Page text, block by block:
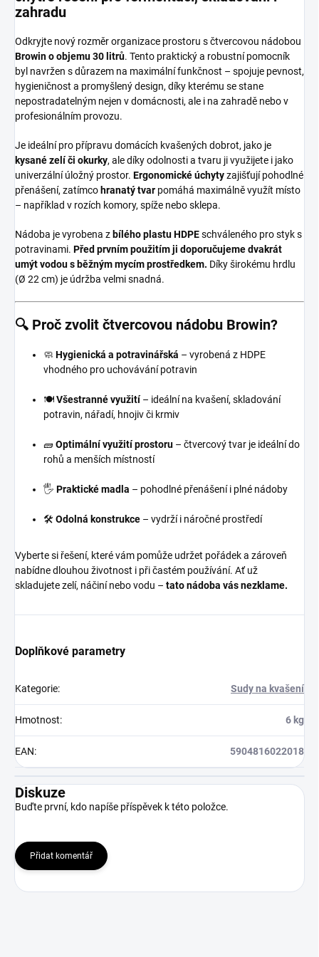
zahradu
Odkryjte nový rozměr organizace prostoru s čtvercovou nádobou
Browin o objemu 30 litrů. Tento praktický a robustní pomocník
byl navržen s důrazem na maximální funkčnost – spojuje pevnost,
hygieničnost a promyšlený design, díky kterému se stane
nepostradatelným nejen v domácnosti, ale i na zahradě nebo v
profesionálním provozu.
Je ideální pro přípravu domácích kvašených dobrot, jako je
kysané zelí či okurky, ale díky odolnosti a tvaru ji využijete i jako
univerzální úložný prostor. Ergonomické úchytyzajišťují pohodlné
přenášení, zatímco hranatý tvar pomáhá maximálně využít místo
– například v rozích komory, spíže nebo sklepa.
Nádoba je vyrobena z bílého plastu HDPEschváleného pro styk s
potravinami. Před prvním použitím ji doporučujeme dvakrát
umýt vodou s běžným mycím prostředkem. Díky širokému hrdlu
(Ø 22 cm) je údržba velmi snadná.
🔍 Proč zvolit čtvercovou nádobu Browin?
🧼 Hygienická a potravinářská – vyrobená z HDPE
vhodného pro uchovávání potravin
🍽️Všestranné využití– ideální na kvašení, skladování
potravin, nářadí, hnojiv či krmiv
🧱Optimální využití prostoru – čtvercový tvar je ideální do
rohů a menších místností
🖐️ Praktické madla – pohodlné přenášení i plné nádoby
🛠️ Odolná konstrukce – vydrží i náročné prostředí
Vyberte si řešení, které vám pomůže udržet pořádek a zároveň
nabídne dlouhou životnost i při častém používání. Ať už
skladujete zelí, náčiní nebo vodu – tato nádoba vás nezklame.
Doplňkové parametry
Kategorie: Sudy na kvašení
Hmotnost: 6 kg
EAN: 5904816022018
Diskuze
Buďte první, kdo napíše příspěvek k této položce.
Přidat komentář